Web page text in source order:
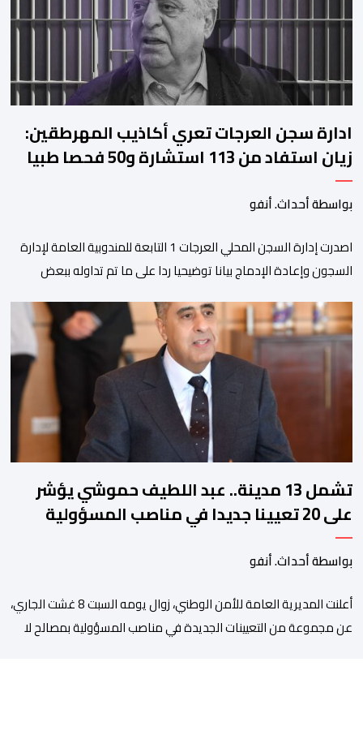
ادارة سجن العرجات تعري أكاذيب المهرطقين:
زيان استفاد من 113 استشارة و50 فحصا طبيا
بواسطة أحداث. أنفو
اصدرت إدارة السجن المحلي العرجات 1 التابعة للمندوبية العامة لإدارة
السجون وإعادة الإدماج بيانا توضيحيا ردا على ما تم تداوله ببعض
زيان، المعتقل بالمؤسسة ذاتها، وذلك لتنوير الرأي العام بالحقائق
والمعطيات الدقيقة.واوضحت إدارة المؤسسة السجنية أن المعني
بالأمر يستفيد منذ إيداعه من تتبع طبي منتظم ومستمر وفقا […]
تشمل 13 مدينة.. عبد اللطيف حموشي يؤشر
على 20 تعيينا جديدا في مناصب المسؤولية
بمصالح الأمن الوطني
بواسطة أحداث. أنفو
أعلنت المديرية العامة للأمن الوطني، زوال يومه السبت 8 غشت الجاري،
عن مجموعة من التعيينات الجديدة في مناصب المسؤولية بمصالح لا